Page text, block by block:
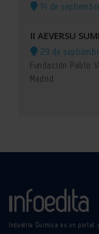
14 de
II AEVERSU
29 de
Fundación Pablo
Madrid
Industria Química es un portal